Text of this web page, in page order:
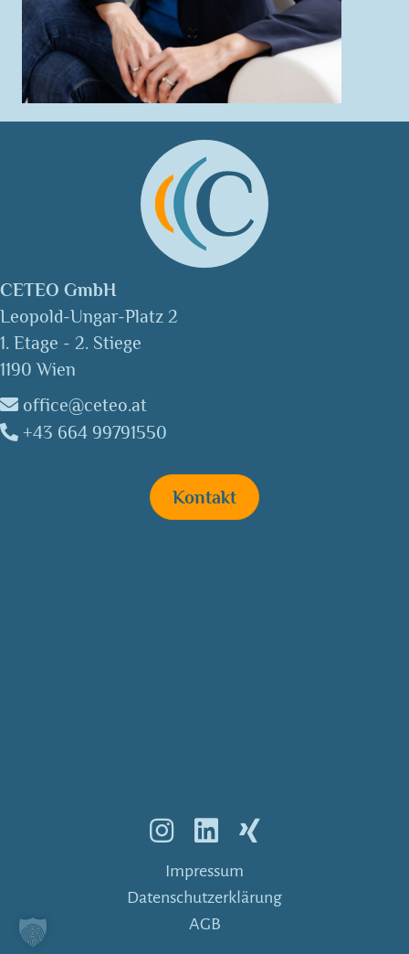
CETEO GmbH
Leopold-Ungar-Platz 2
1. Etage - 2. Stiege
1190 Wien
office@ceteo.at
+43 664 99791550
Kontakt
Impressum
Datenschutzerklärung
AGB